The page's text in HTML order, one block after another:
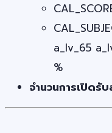
a_lv_65
%
จำนวนการเปิดรั